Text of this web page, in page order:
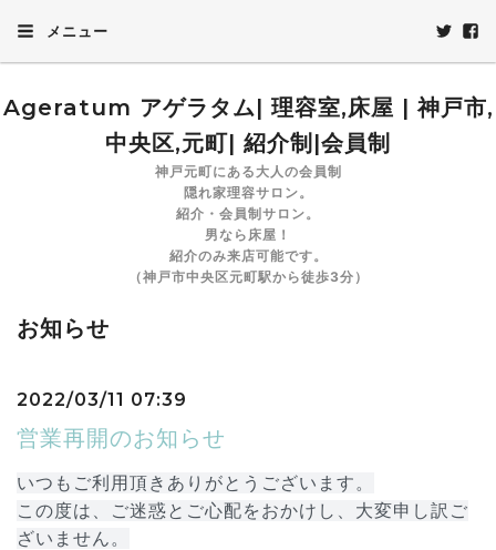
メニュー
Ageratum アゲラタム| 理容室,床屋 | 神戸市,
中央区,元町| 紹介制|会員制
神戸元町にある大人の会員制
隠れ家理容サロン。
紹介・会員制サロン。
男なら床屋！
紹介のみ来店可能です。
（神戸市中央区元町駅から徒歩3分）
お知らせ
2022/03/11 07:39
営業再開のお知らせ
いつもご利用頂きありがとうございます。
この度は、ご迷惑とご心配をおかけし、大変申し訳ご
ざいません。